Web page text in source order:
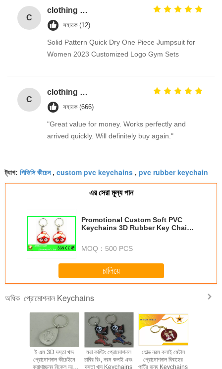
C
clothing security checkpoint eas hard tag/clothing security tags/ pencil alarm hard tag
সহায়ক (12)
Solid Pattern Quick Dry One Piece Jumpsuit for
Women 2023 Customized Logo Gym Sets
C
clothing security checkpoint eas hard tag/clothing security tags/ pencil alarm hard tag
সহায়ক (666)
"Great value for money. Works perfectly and
arrived quickly. Will definitely buy again."
ট্যাগ: পিভিসি কীচেন, custom pvc keychains , pvc rubber keychain
এর সেরা মূল্য পান
Promotional Custom Soft PVC
Keychains 3D Rubber Key Chain
MOQ： 500 PCS
চালিয়ে
অধিক প্রোমোশনাল Keychains
ই এম 3D দস্তা খাদ
প্রোমোশনাল কীচেইনে
কুয়াশাচ্ছন্ন নিকেল নরম
মরা কাস্টিং প্রোমোশনাল
চাবির রিং, নরম কলাই এবং
দস্তা খাদ Keychains
গোল্ড নরম কলাই মেটাল
প্রোমোশনাল বিবাহের
পার্টির জন্য Keychains